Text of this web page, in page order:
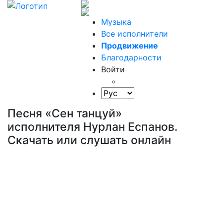
Музыка
Все исполнители
Продвижение
Благодарности
Войти
Песня «Сен танцуй»
исполнителя Нурлан Еспанов.
Скачать или слушать онлайн